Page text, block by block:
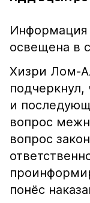
Информация
освещена в
Хизри Лом-
и
вопрос
вопрос
понёс